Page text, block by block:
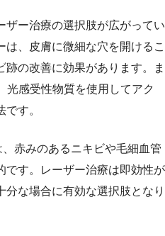
ザー治療の選択肢が広がってい
は、皮膚に微細な穴を開けるこ
跡の改善に効果があります。ま
光感受性物質を使用してアク
す。
赤みのあるニキビや毛細血管
です。レーザー治療は即効性が
な場合に有効な選択肢となり